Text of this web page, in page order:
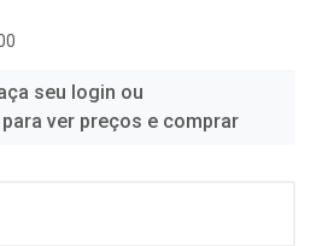
seu login ou
ver preços e comprar